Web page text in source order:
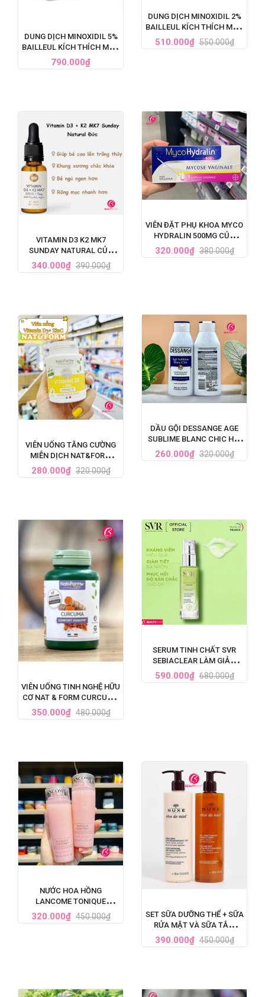
DUNG DỊCH MINOXIDIL 5%
BAILLEUL KÍCH THÍCH MỌC
TÓC, TRỊ HÓI ĐẦU NẶNG
CHO NAM - SET 3 LỌ X
790.000₫
DUNG DỊCH MINOXIDIL 2%
BAILLEUL KÍCH THÍCH MỌC
TÓC, TRỊ HÓI ĐẦU (60ML)
510.000₫ 550.000₫
VITAMIN D3 K2 MK7
SUNDAY NATURAL CỦA
ĐỨC TĂNG CHIỀU CAO CHO
BÉ 20ML
340.000₫ 390.000₫
VIÊN ĐẶT PHỤ KHOA MYCO
HYDRALIN 500MG CỦA
PHÁP 1 LIỆU TRÌNH
320.000₫ 380.000₫
VIÊN UỐNG TĂNG CƯỜNG
MIỄN DỊCH NAT&FORM
VITAMIN D3 + ZINC HỘP 60
VIÊN
280.000₫ 320.000₫
DẦU GỘI DESSANGE AGE
SUBLIME BLANC CHIC HỒI
SINH TÓC BẠC 250ML
260.000₫ 320.000₫
VIÊN UỐNG TINH NGHỆ HỮU
CƠ NAT & FORM CURCUMA
BIO 200 VIÊN PHÁP
350.000₫ 480.000₫
SERUM TINH CHẤT SVR
SEBIACLEAR LÀM GIẢM
MỤN, MỜ NÁM, LÀM MỀM
MỊN DA 30ML
590.000₫ 680.000₫
NƯỚC HOA HỒNG
LANCOME TONIQUE
CONFORT CẤP ẨM DỊU DA
125ML
320.000₫ 450.000₫
SET SỮA DƯỠNG THỂ + SỮA
RỬA MẶT VÀ SỮA TẮM
NUXE REVE DE MIEL TINH
CHẤT MẬT ONG 400ML
390.000₫ 450.000₫